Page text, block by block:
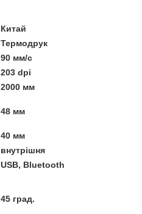
Китай
Термодрук
90 мм/с
203 dpi
2000 мм
48 мм
40 мм
внутрішня
USB, Bluetooth
45 град.